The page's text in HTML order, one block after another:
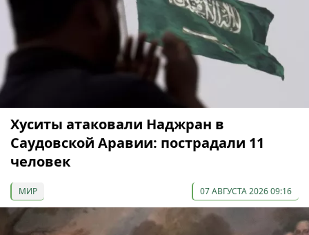
Хуситы атаковали Наджран в
Саудовской Аравии: пострадали 11
человек
МИР 07 АВГУСТА 2026 09:16